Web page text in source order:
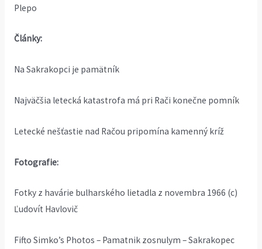
Plepo
Články:
Na Sakrakopci je pamätník
Najväčšia letecká katastrofa má pri Rači konečne pomník
Letecké nešťastie nad Račou pripomína kamenný kríž
Fotografie:
Fotky z havárie bulharského lietadla z novembra 1966 (c)
Ľudovít Havlovič
Fifto Simko’s Photos – Pamatnik zosnulym – Sakrakopec